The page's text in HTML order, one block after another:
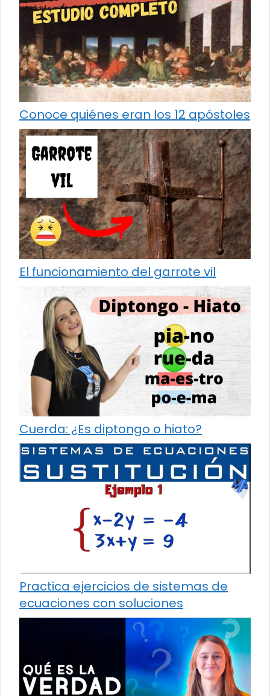
Conoce quiénes eran los 12 apóstoles
El funcionamiento del garrote vil
Cuerda: ¿Es diptongo o hiato?
Practica ejercicios de sistemas de
ecuaciones con soluciones